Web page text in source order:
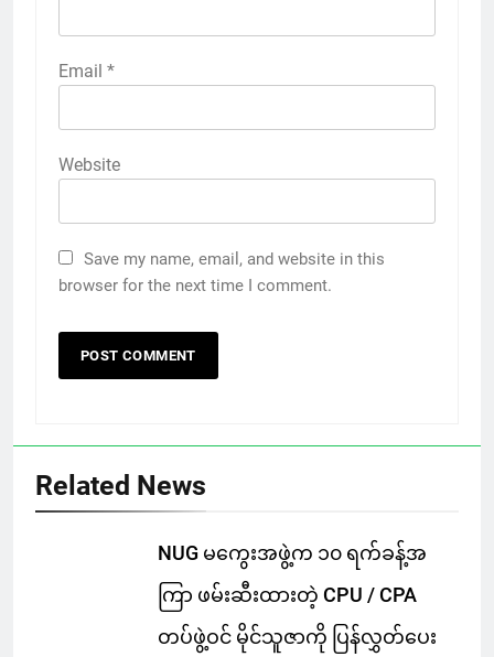
Email *
Website
Save my name, email, and website in this
browser for the next time I comment.
Related News
NUG မကွေးအဖွဲ့က ၁၀ ရက်ခန့်အ
ကြာ ဖမ်းဆီးထားတဲ့ CPU / CPA
တပ်ဖွဲ့ဝင် မိုင်သူဇာကို ပြန်လွှတ်ပေး